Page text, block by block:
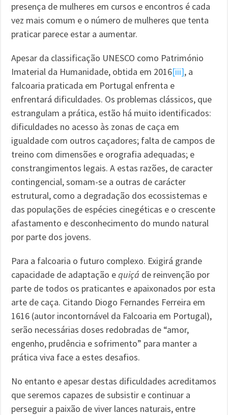
presença de mulheres em cursos e encontros é cada
vez mais comum e o número de mulheres que tenta
praticar parece estar a aumentar.
Apesar da classificação UNESCO como Património
Imaterial da Humanidade, obtida em 2016[iii], a
falcoaria praticada em Portugal enfrenta e
enfrentará dificuldades. Os problemas clássicos, que
estrangulam a prática, estão há muito identificados:
dificuldades no acesso às zonas de caça em
igualdade com outros caçadores; falta de campos de
treino com dimensões e orografia adequadas; e
constrangimentos legais. A estas razões, de caracter
contingencial, somam-se a outras de carácter
estrutural, como a degradação dos ecossistemas e
das populações de espécies cinegéticas e o crescente
afastamento e desconhecimento do mundo natural
por parte dos jovens.
Para a falcoaria o futuro complexo. Exigirá grande
capacidade de adaptação equiçá de reinvenção por
parte de todos os praticantes e apaixonados por esta
arte de caça. Citando Diogo Fernandes Ferreira em
1616 (autor incontornável da Falcoaria em Portugal),
serão necessárias doses redobradas de “amor,
engenho, prudência e sofrimento” para manter a
prática viva face a estes desafios.
No entanto e apesar destas dificuldades acreditamos
que seremos capazes de subsistir e continuar a
perseguir a paixão de viver lances naturais, entre